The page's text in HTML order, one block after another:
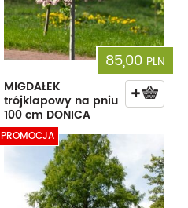
85,00 PLN
MIGDAŁEK
trójklapowy na pniu
100 cm DONICA
PROMOCJA